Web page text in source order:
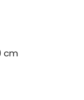
cm